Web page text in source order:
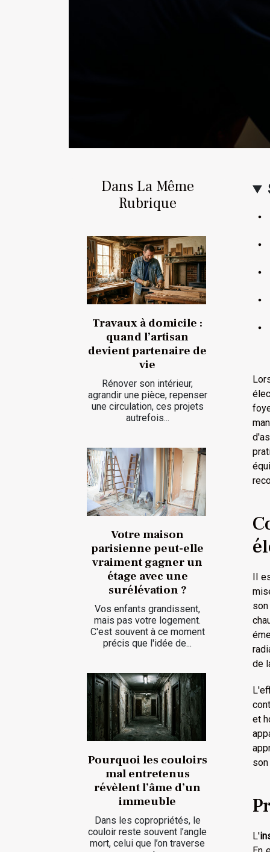
Dans La Même
Rubrique
Travaux à domicile :
quand l’artisan
devient partenaire de
vie
Rénover son intérieur,
agrandir une pièce, repenser
une circulation, ces projets
autrefois...
Votre maison
parisienne peut-elle
vraiment gagner un
étage avec une
surélévation ?
Vos enfants grandissent,
mais pas votre logement.
C'est souvent à ce moment
précis que l'idée de...
Pourquoi les couloirs
mal entretenus
révèlent l’âme d’un
immeuble
Dans les copropriétés, le
couloir reste souvent l’angle
mort, celui que l’on traverse
Il
de
et
L'